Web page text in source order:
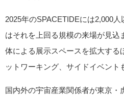
2025年のSPACETIDEには2,000
はそれを上回る規模の来場が見込
体による展示スペースを拡大する
ットワーキング、サイドイベント
国内外の宇宙産業関係者が東京・